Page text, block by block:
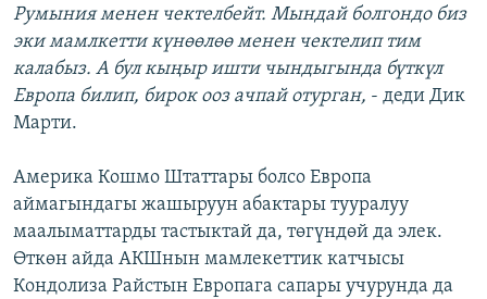
Румыния менен чектелбейт. Мындай болгондо биз
эки мамлкетти күнөөлөө менен чектелип тим
калабыз. А бул кыңыр ишти чындыгында бүткүл
Европа билип, бирок ооз ачпай отурган, - деди Дик
Марти.
Америка Кошмо Штаттары болсо Европа
аймагындагы жашыруун абактары тууралуу
маалыматтарды тастыктай да, төгүндөй да элек.
Өткөн айда АКШнын мамлекеттик катчысы
Кондолиза Райстын Европага сапары учурунда да